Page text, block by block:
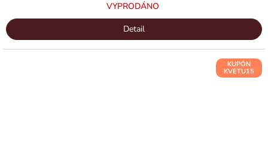
VYPRODÁNO
Detail
KUPÓN
KVETU15